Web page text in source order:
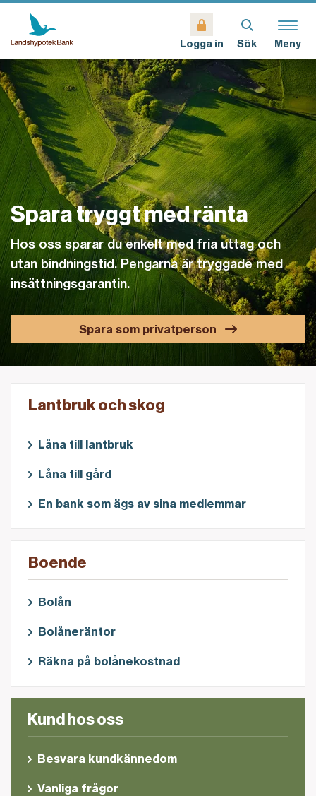
Logga in Sök Meny
Spara tryggt med ränta
Hos oss sparar du enkelt med fria uttag och
utan bindningstid. Pengarna är tryggade med
insättningsgarantin.
Spara som privatperson
Lantbruk och skog
Låna till lantbruk
Låna till gård
En bank som ägs av sina medlemmar
Boende
Bolån
Bolåneräntor
Räkna på bolånekostnad
Kund hos oss
Besvara kundkännedom
Vanliga frågor